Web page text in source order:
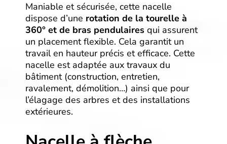
Maniable et sécurisée, cette nacelle
dispose d’une rotation de la tourelle à
360° et de bras pendulaires qui assurent
un placement flexible. Cela garantit un
travail en hauteur précis et efficace. Cette
nacelle est adaptée aux travaux du
bâtiment (construction, entretien,
ravalement, démolition…) ainsi que pour
l’élagage des arbres et des installations
extérieures.